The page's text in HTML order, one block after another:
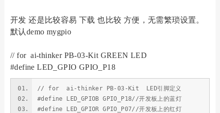
开发 还是比较容易 下载 也比较 方便，无需繁琐设置。
默认demo mygpio
// for ai-thinker PB-03-Kit GREEN LED
#define LED_GPIO GPIO_P18
// for ai-thinker PB-03-Kit LED引脚定义
#define LED_GPIOB GPIO_P18//开发板上的蓝灯
#define LED_GPIOR GPIO_P07//开发板上的红灯